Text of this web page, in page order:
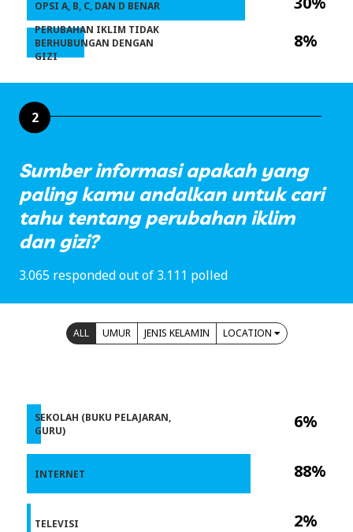
8%
OPSI A, B, C, DAN D BENAR
PERUBAHAN IKLIM TIDAK
BERHUBUNGAN DENGAN
GIZI
2
Sumber informasi apakah yang
paling kamu andalkan untuk cari
tahu tentang perubahan iklim
dan gizi?
3.065 responded out of 3.111 polled
ALL UMUR JENIS KELAMIN LOCATION
6%
88%
2%
SEKOLAH (BUKU PELAJARAN,
GURU)
INTERNET
TELEVISI